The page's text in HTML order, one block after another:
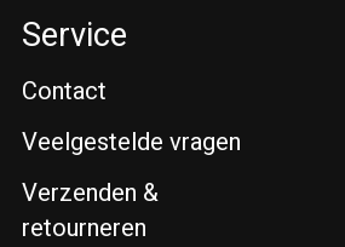
Service
Contact
Veelgestelde vragen
Verzenden &
retourneren